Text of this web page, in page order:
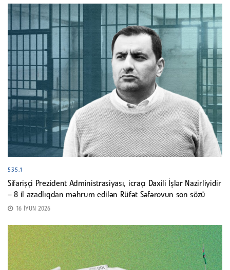
535.1
Sifarişçi Prezident Administrasiyası, icraçı Daxili İşlər Nazirliyidir
– 8 il azadlıqdan məhrum edilən Rüfət Səfərovun son sözü
16 İYUN 2026